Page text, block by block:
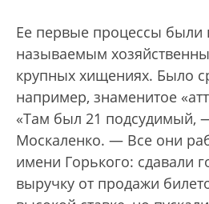
Ее первые процессы были
называемым
крупных хищениях. Было
например, знаменитое
«Там был 21 подсудимый,
Москаленко. — Все они
имени Горького: сдавали
выручку от продажи